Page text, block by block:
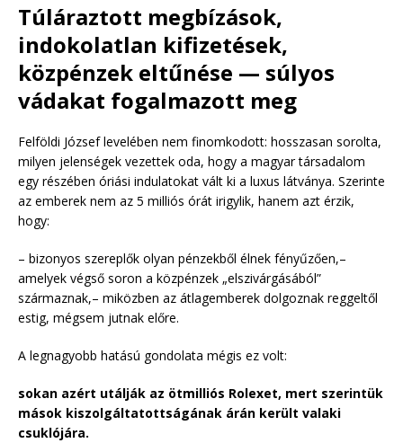
Túláraztott megbízások,
indokolatlan kifizetések,
közpénzek eltűnése — súlyos
vádakat fogalmazott meg
Felföldi József levelében nem finomkodott: hosszasan sorolta,
milyen jelenségek vezettek oda, hogy a magyar társadalom
egy részében óriási indulatokat vált ki a luxus látványa. Szerinte
az emberek nem az 5 milliós órát irigylik, hanem azt érzik,
hogy:
– bizonyos szereplők olyan pénzekből élnek fényűzően,–
amelyek végső soron a közpénzek „elszivárgásából”
származnak,– miközben az átlagemberek dolgoznak reggeltől
estig, mégsem jutnak előre.
A legnagyobb hatású gondolata mégis ez volt:
sokan azért utálják az ötmilliós Rolexet, mert szerintük
mások kiszolgáltatottságának árán került valaki
csuklójára.